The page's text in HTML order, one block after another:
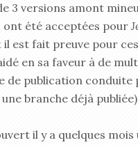
3 versions amont
ont été acceptées pour
est fait preuve pour
en sa faveur à de
de publication conduite
branche déjà
il y a quelques